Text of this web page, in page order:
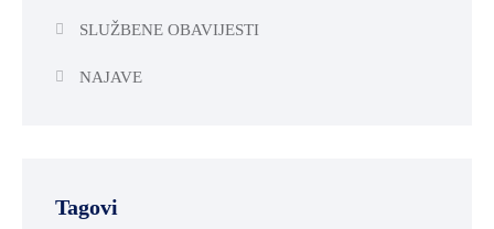
SLUŽBENE OBAVIJESTI
NAJAVE
Tagovi